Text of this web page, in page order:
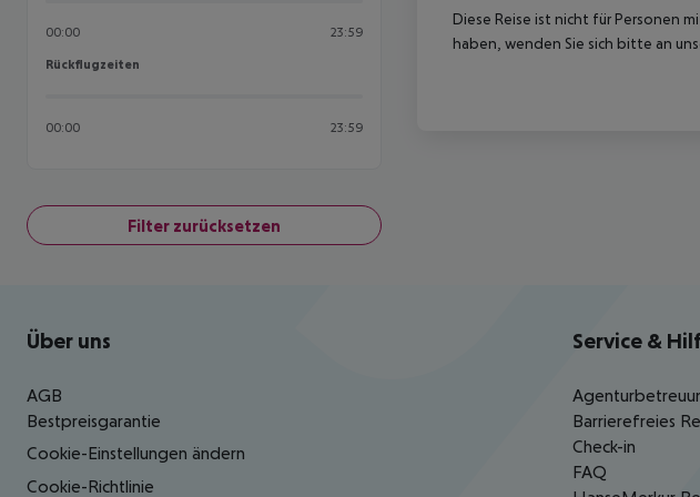
00:00 23:59
Rückflugzeiten
Rückflugzeiten
00:00 23:59
Filter zurücksetzen
Diese Reise ist nicht für Personen
haben, wenden Sie sich bitte an
Footer navigation
Über uns
AGB
Bestpreisgarantie
Cookie-Einstellungen ändern
Cookie-Richtlinie
Service &
Barrierefreies
Check-in
FAQ